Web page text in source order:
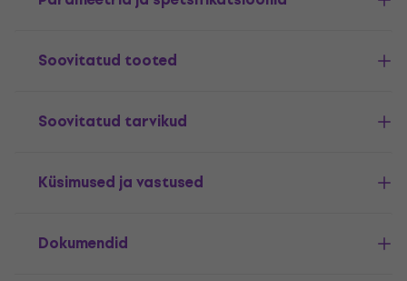
Soovitatud tooted
Soovitatud tarvikud
Küsimused ja vastused
Dokumendid